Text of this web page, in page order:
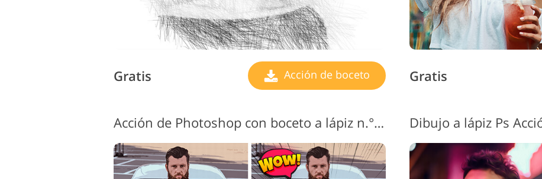
Gratis Acción de boceto Gratis
Acción de Photoshop con boceto a lápiz n.° 5 "Live for Action"